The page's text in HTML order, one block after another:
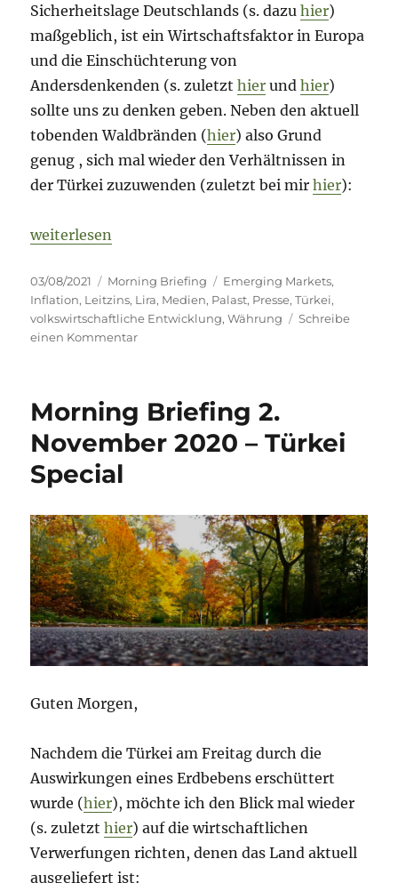
Sicherheitslage Deutschlands (s. dazuhier)
maßgeblich, ist ein Wirtschaftsfaktor in Europa
und die Einschüchterung von
Andersdenkenden (s. zuletzthier undhier)
sollte uns zu denken geben. Neben den aktuell
tobenden Waldbränden (hier) also Grund
genug , sich mal wieder den Verhältnissen in
der Türkei zuzuwenden (zuletzt bei mirhier):
„Morning Briefing – 3. August 2021 – Türkei –
weiterlesen
Veröffentlicht
am
03/08/2021 Kategorien
Morning Briefing Schlagwörter
Emerging Markets,
Inflation, Leitzins, Lira, Medien, Palast, Presse,Türkei,
volkswirtschaftliche Entwicklung,Währung
Schreibe
einen Kommentarzu
3.
2021
eine
Runde
weiter
(unten)
Morning Briefing 2.
November 2020 – Türkei
Special
Guten Morgen,
Nachdem die Türkei am Freitag durch die
Auswirkungen eines Erdbebens erschüttert
wurde (hier), möchte ich den Blick mal wieder
(s. zuletzthier) auf die wirtschaftlichen
Verwerfungen richten, denen das Land aktuell
ausgeliefert ist: